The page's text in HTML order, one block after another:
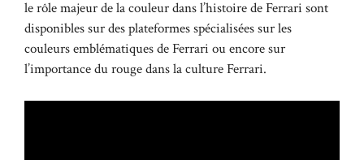
le rôle majeur de la couleur dans l’histoire de Ferrari sont
disponibles sur des plateformes spécialisées sur les
couleurs emblématiques de Ferrari ou encore sur
l’importance du rouge dans la culture Ferrari.